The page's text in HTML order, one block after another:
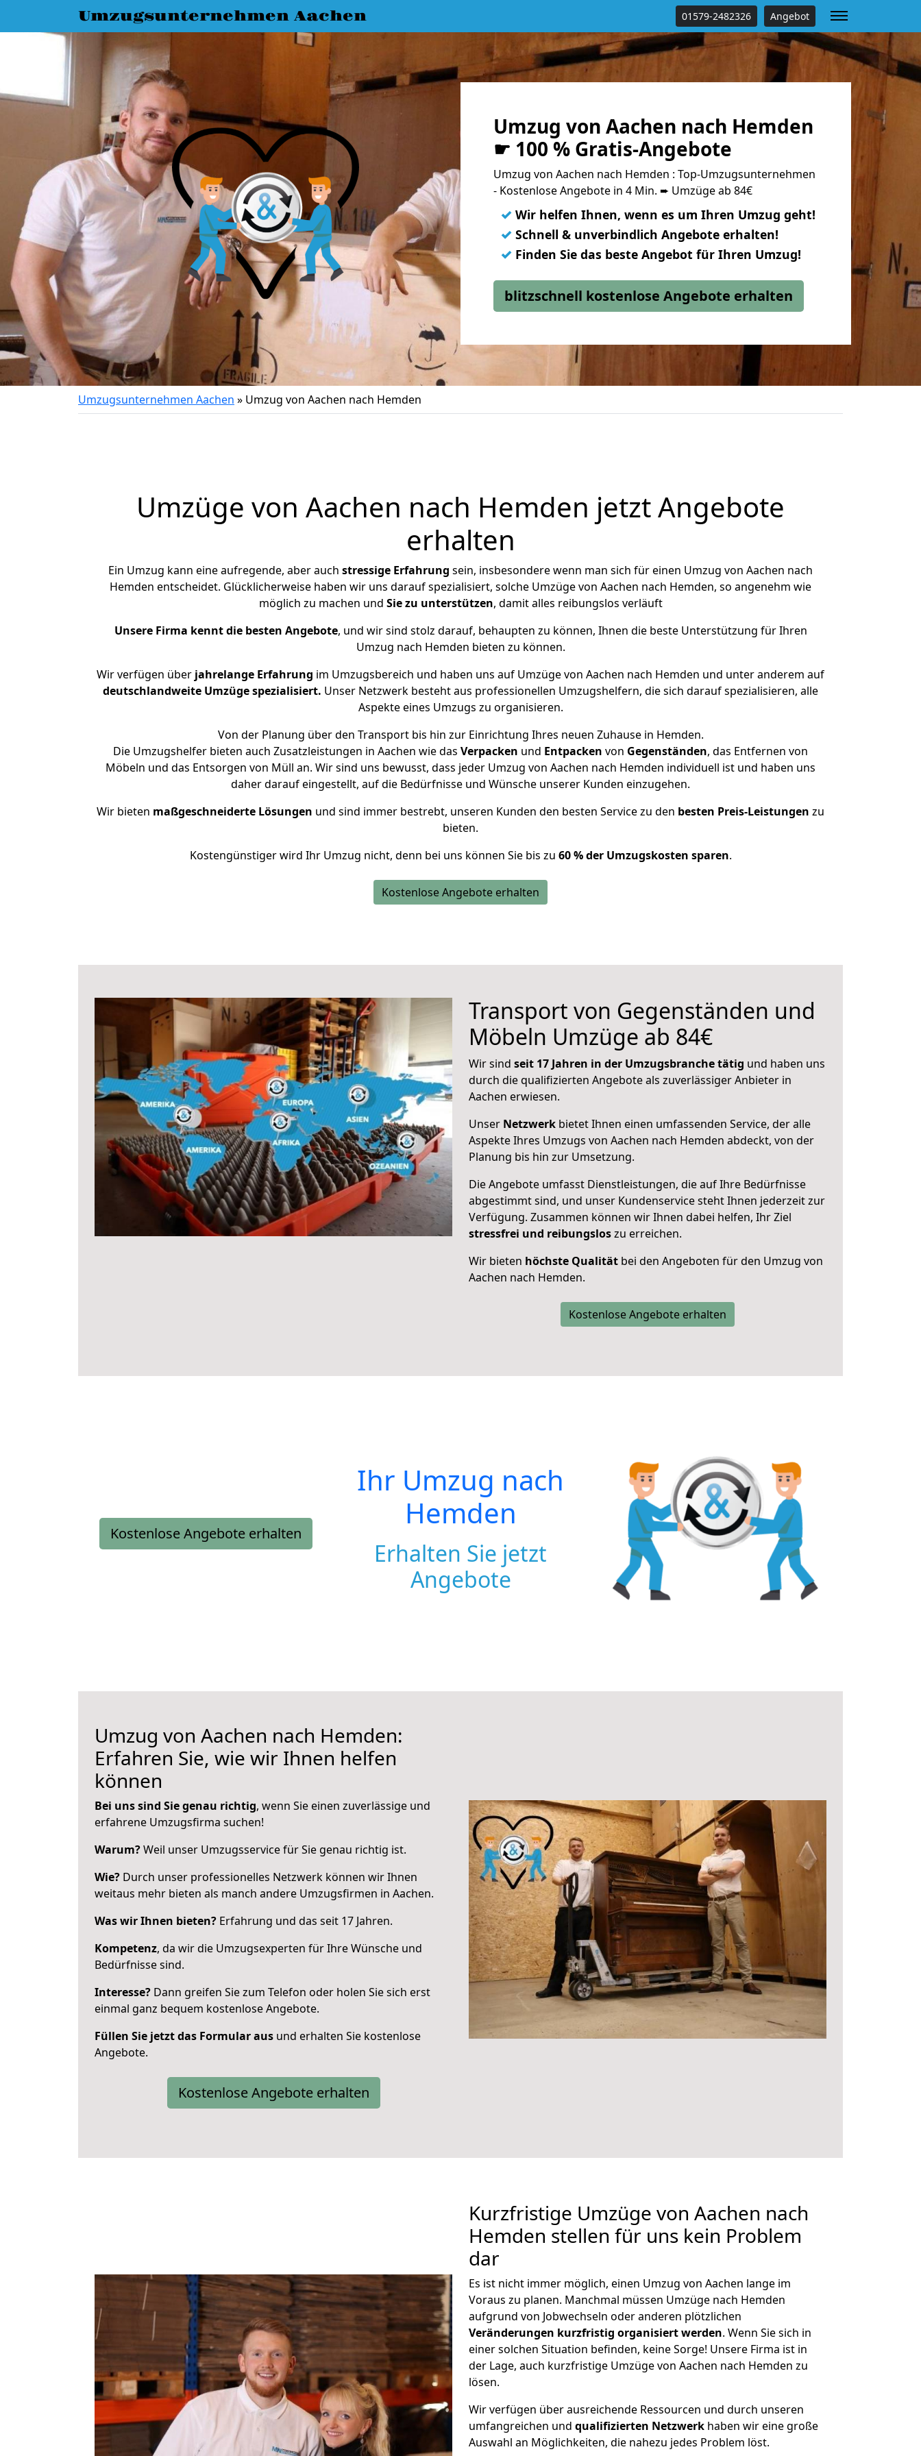
Umzugsunternehmen Aachen 01579-2482326 Angebot
Umzug von Aachen nach Hemden
☛ 100 % Gratis-Angebote
Umzug von Aachen nach Hemden : Top-Umzugsunternehmen
- Kostenlose Angebote in 4 Min. ➨ Umzüge ab 84€
✓ Wir helfen Ihnen, wenn es um Ihren Umzug geht!
✓ Schnell & unverbindlich Angebote erhalten!
✓ Finden Sie das beste Angebot für Ihren Umzug!
blitzschnell kostenlose Angebote erhalten
Umzugsunternehmen Aachen » Umzug von Aachen nach Hemden
Umzüge von Aachen nach Hemden jetzt Angebote
erhalten
Ein Umzug kann eine aufregende, aber auch stressige Erfahrung sein, insbesondere wenn man sich für einen Umzug von Aachen nach
Hemden entscheidet. Glücklicherweise haben wir uns darauf spezialisiert, solche Umzüge von Aachen nach Hemden, so angenehm wie
möglich zu machen und Sie zu unterstützen, damit alles reibungslos verläuft
Unsere Firma kennt die besten Angebote, und wir sind stolz darauf, behaupten zu können, Ihnen die beste Unterstützung für Ihren
Umzug nach Hemden bieten zu können.
Wir verfügen über jahrelange Erfahrung im Umzugsbereich und haben uns auf Umzüge von Aachen nach Hemden und unter anderem auf
deutschlandweite Umzüge spezialisiert. Unser Netzwerk besteht aus professionellen Umzugshelfern, die sich darauf spezialisieren, alle
Aspekte eines Umzugs zu organisieren.
Von der Planung über den Transport bis hin zur Einrichtung Ihres neuen Zuhause in Hemden.
Die Umzugshelfer bieten auch Zusatzleistungen in Aachen wie das Verpacken und Entpacken von Gegenständen, das Entfernen von
Möbeln und das Entsorgen von Müll an. Wir sind uns bewusst, dass jeder Umzug von Aachen nach Hemden individuell ist und haben uns
daher darauf eingestellt, auf die Bedürfnisse und Wünsche unserer Kunden einzugehen.
Wir bieten maßgeschneiderte Lösungen und sind immer bestrebt, unseren Kunden den besten Service zu den besten Preis-Leistungen zu
bieten.
Kostengünstiger wird Ihr Umzug nicht, denn bei uns können Sie bis zu 60 % der Umzugskosten sparen.
Kostenlose Angebote erhalten
Transport von Gegenständen und
Möbeln Umzüge ab 84€
Wir sind seit 17 Jahren in der Umzugsbranche tätig und haben uns
durch die qualifizierten Angebote als zuverlässiger Anbieter in
Aachen erwiesen.
Unser Netzwerk bietet Ihnen einen umfassenden Service, der alle
Aspekte Ihres Umzugs von Aachen nach Hemden abdeckt, von der
Planung bis hin zur Umsetzung.
Die Angebote umfasst Dienstleistungen, die auf Ihre Bedürfnisse
abgestimmt sind, und unser Kundenservice steht Ihnen jederzeit zur
Verfügung. Zusammen können wir Ihnen dabei helfen, Ihr Ziel
stressfrei und reibungsloszu erreichen.
Wir bieten höchste Qualität bei den Angeboten für den Umzug von
Aachen nach Hemden.
Kostenlose Angebote erhalten
Kostenlose Angebote erhalten
Ihr Umzug nach
Hemden
Erhalten Sie jetzt
Angebote
Umzug von Aachen nach Hemden:
Erfahren Sie, wie wir Ihnen helfen
können
Bei uns sind Sie genau richtig, wenn Sie einen zuverlässige und
erfahrene Umzugsfirma suchen!
Warum?Weil unser Umzugsservice für Sie genau richtig ist.
Wie? Durch unser professionelles Netzwerk können wir Ihnen
weitaus mehr bieten als manch andere Umzugsfirmen in Aachen.
Was wir Ihnen bieten? Erfahrung und das seit 17 Jahren.
Kompetenz, da wir die Umzugsexperten für Ihre Wünsche und
Bedürfnisse sind.
Interesse? Dann greifen Sie zum Telefon oder holen Sie sich erst
einmal ganz bequem kostenlose Angebote.
Füllen Sie jetzt das Formular aus und erhalten Sie kostenlose
Angebote.
Kostenlose Angebote erhalten
Kurzfristige Umzüge von Aachen nach
Hemden stellen für uns kein Problem
dar
Es ist nicht immer möglich, einen Umzug von Aachen lange im
Voraus zu planen. Manchmal müssen Umzüge nach Hemden
aufgrund von Jobwechseln oder anderen plötzlichen
Veränderungen kurzfristig organisiert werden. Wenn Sie sich in
einer solchen Situation befinden, keine Sorge! Unsere Firma ist in
der Lage, auch kurzfristige Umzüge von Aachen nach Hemden zu
lösen.
Wir verfügen über ausreichende Ressourcen und durch unseren
umfangreichen und qualifizierten Netzwerk haben wir eine große
Auswahl an Möglichkeiten, die nahezu jedes Problem löst.